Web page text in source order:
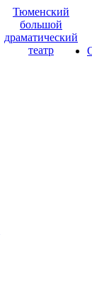
Тюменский
большой
драматический
театр